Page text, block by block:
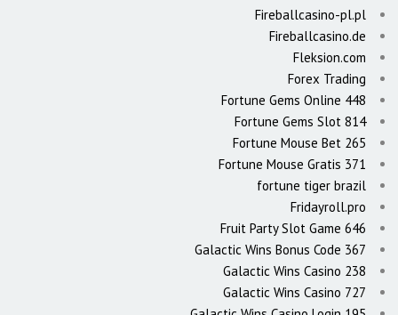
Fireballcasino-pl.pl
Fireballcasino.de
Fleksion.com
Forex Trading
Fortune Gems Online 448
Fortune Gems Slot 814
Fortune Mouse Bet 265
Fortune Mouse Gratis 371
fortune tiger brazil
Fridayroll.pro
Fruit Party Slot Game 646
Galactic Wins Bonus Code 367
Galactic Wins Casino 238
Galactic Wins Casino 727